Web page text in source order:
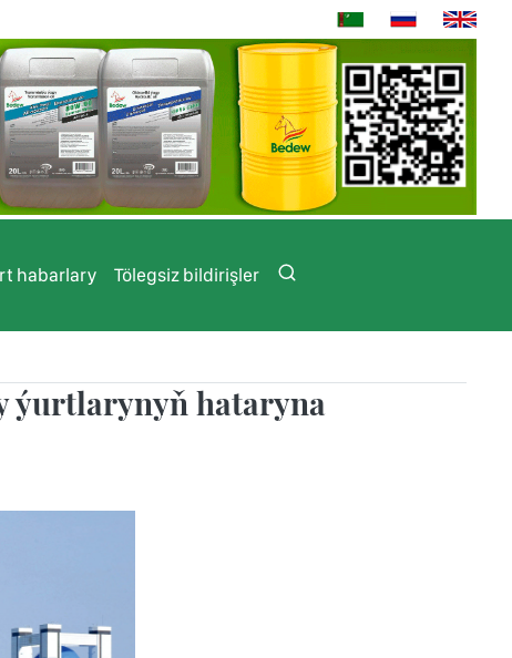
habarlary Tölegsiz bildirişler
ýurtlarynyň hataryna